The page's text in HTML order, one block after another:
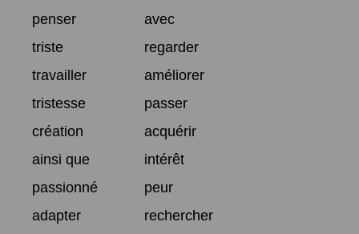
penser
avec
triste
regarder
travailler
améliorer
tristesse
passer
création
acquérir
ainsi que
intérêt
passionné
peur
adapter
rechercher